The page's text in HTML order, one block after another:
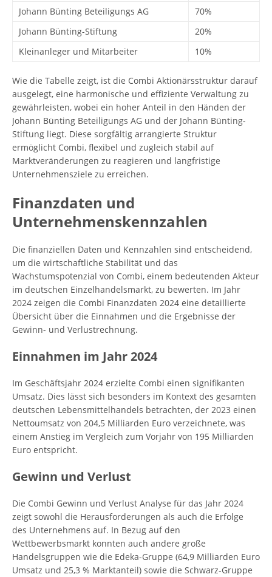
Johann Bünting Beteiligungs AG
70%
Johann Bünting-Stiftung
20%
Kleinanleger und Mitarbeiter
10%
Wie die Tabelle zeigt, ist die Combi Aktionärsstruktur darauf
ausgelegt, eine harmonische und effiziente Verwaltung zu
gewährleisten, wobei ein hoher Anteil in den Händen der
Johann Bünting Beteiligungs AG und der Johann Bünting-
Stiftung liegt. Diese sorgfältig arrangierte Struktur
ermöglicht Combi, flexibel und zugleich stabil auf
Marktveränderungen zu reagieren und langfristige
Unternehmensziele zu erreichen.
Finanzdaten und
Unternehmenskennzahlen
Die finanziellen Daten und Kennzahlen sind entscheidend,
um die wirtschaftliche Stabilität und das
Wachstumspotenzial von Combi, einem bedeutenden Akteur
im deutschen Einzelhandelsmarkt, zu bewerten. Im Jahr
2024 zeigen die Combi Finanzdaten 2024 eine detaillierte
Übersicht über die Einnahmen und die Ergebnisse der
Gewinn- und Verlustrechnung.
Einnahmen im Jahr 2024
Im Geschäftsjahr 2024 erzielte Combi einen signifikanten
Umsatz. Dies lässt sich besonders im Kontext des gesamten
deutschen Lebensmittelhandels betrachten, der 2023 einen
Nettoumsatz von 204,5 Milliarden Euro verzeichnete, was
einem Anstieg im Vergleich zum Vorjahr von 195 Milliarden
Euro entspricht.
Gewinn und Verlust
Die Combi Gewinn und Verlust Analyse für das Jahr 2024
zeigt sowohl die Herausforderungen als auch die Erfolge
des Unternehmens auf. In Bezug auf den
Wettbewerbsmarkt konnten auch andere große
Handelsgruppen wie die Edeka-Gruppe (64,9 Milliarden Euro
Umsatz und 25,3 % Marktanteil) sowie die Schwarz-Gruppe